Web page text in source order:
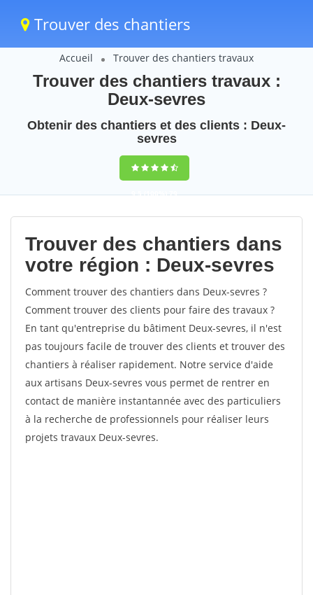
Trouver des chantiers
Accueil Trouver des chantiers travaux
Trouver des chantiers travaux :
Deux-sevres
Obtenir des chantiers et des clients : Deux-
sevres
9,5(100%)79
votes
Trouver des chantiers dans
votre région : Deux-sevres
Comment trouver des chantiers dans Deux-sevres ?
Comment trouver des clients pour faire des travaux ?
En tant qu'entreprise du bâtiment Deux-sevres, il n'est
pas toujours facile de trouver des clients et trouver des
chantiers à réaliser rapidement. Notre service d'aide
aux artisans Deux-sevres vous permet de rentrer en
contact de manière instantannée avec des particuliers
à la recherche de professionnels pour réaliser leurs
projets travaux Deux-sevres.